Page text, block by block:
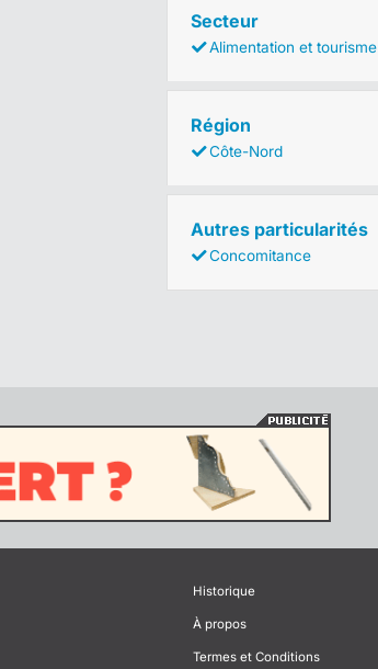
Secteur
Alimentation et tourisme
Région
Côte-Nord
Autres particularités
Concomitance
Historique
À propos
Termes et Conditions